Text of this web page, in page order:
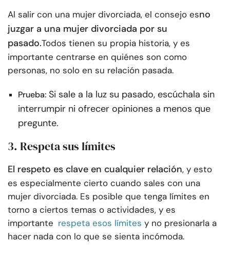
Al salir con una mujer divorciada, el consejo esno
juzgar a una mujer divorciada por su
pasado.Todos tienen su propia historia, y es
importante centrarse en quiénes son como
personas, no solo en su relación pasada.
Prueba: Si sale a la luz su pasado, escúchala sin
interrumpir ni ofrecer opiniones a menos que
pregunte.
3. Respeta sus límites
El respeto es clave en cualquier relación, y esto
es especialmente cierto cuando sales con una
mujer divorciada. Es posible que tenga límites en
torno a ciertos temas o actividades, y es
importante respeta esos límites y no presionarla a
hacer nada con lo que se sienta incómoda.